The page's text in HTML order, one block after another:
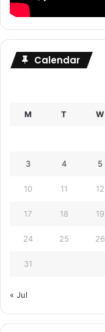
Calendar
M T W
3 4 5
10 11 12
17 18 19
24 25 26
31
« Jul